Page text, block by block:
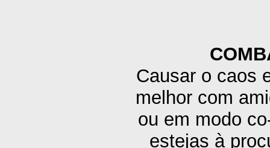
Causar o caos
melhor com
ou em modo
estejas à